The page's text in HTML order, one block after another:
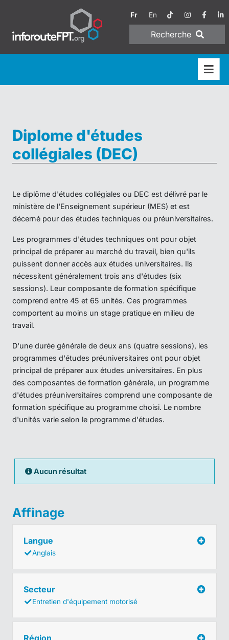
Fr En
Recherche
Diplome d'études
collégiales (DEC)
Le diplôme d'études collégiales ou DEC est délivré par le
ministère de l'Enseignement supérieur (MES) et est
décerné pour des études techniques ou préuniversitaires.
Les programmes d'études techniques ont pour objet
principal de préparer au marché du travail, bien qu'ils
puissent donner accès aux études universitaires. Ils
nécessitent généralement trois ans d'études (six
sessions). Leur composante de formation spécifique
comprend entre 45 et 65 unités. Ces programmes
comportent au moins un stage pratique en milieu de
travail.
D'une durée générale de deux ans (quatre sessions), les
programmes d'études préuniversitaires ont pour objet
principal de préparer aux études universitaires. En plus
des composantes de formation générale, un programme
d'études préuniversitaires comprend une composante de
formation spécifique au programme choisi. Le nombre
d'unités varie selon le programme d'études.
Aucun résultat
Affinage
Langue
Anglais
Secteur
Entretien d'équipement motorisé
Région